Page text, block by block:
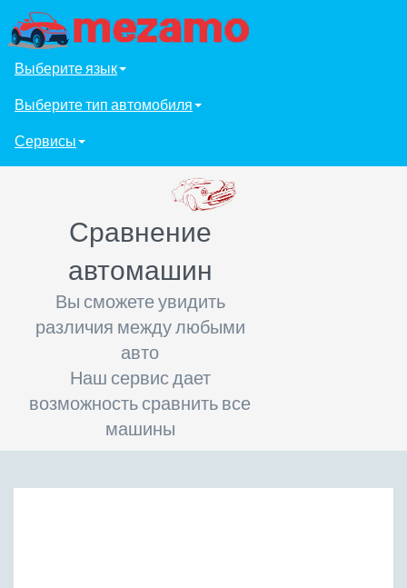
Выберите язык
Выберите тип автомобиля
Сервисы
Сравнение
автомашин
Вы сможете увидить
различия между любыми
авто
Наш сервис дает
возможность сравнить все
машины